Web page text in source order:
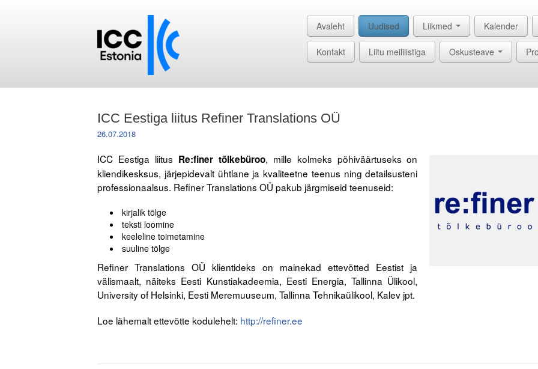
Avaleht Uudised Liikmed Kalender
Kontakt Liitu meililistiga Oskusteave
ICC Eestiga liitus Refiner Translations OÜ
26.07.2018
ICC Eestiga liitus Re:finer tõlkebüroo, mille kolmeks põhiväärtuseks on
kliendikesksus, järjepidevalt ühtlane ja kvaliteetne teenus ning detailsusteni
professionaalsus. Refiner Translations OÜ pakub järgmiseid teenuseid:
kirjalik tõlge
teksti loomine
keeleline toimetamine
suuline tõlge
Refiner Translations OÜ klientideks on mainekad ettevõtted Eestist ja
välismaalt, näiteks Eesti Kunstiakadeemia, Eesti Energia, Tallinna Ülikool,
University of Helsinki, Eesti Meremuuseum, Tallinna Tehnikaülikool, Kalev jpt.
Loe lähemalt ettevõtte kodulehelt: http://refiner.ee